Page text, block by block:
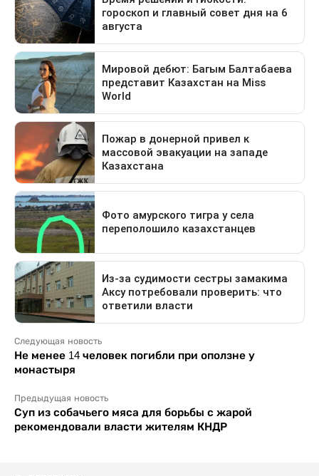
Следующая новость
Не менее 14 человек погибли при оползне у
монастыря
Предыдущая новость
Суп из собачьего мяса для борьбы с жарой
рекомендовали власти жителям КНДР